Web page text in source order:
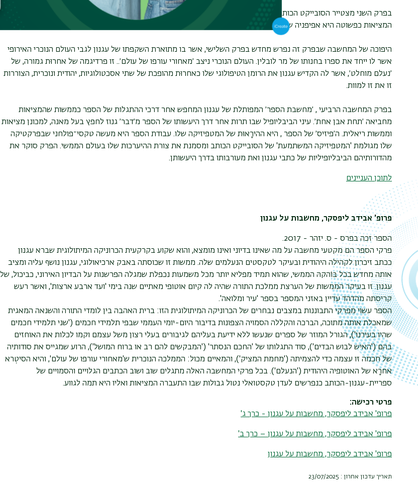
בפרק השני מצטייר הסובייקט הכותב כאיש נרעש מסודם של כתבים הפרוש לעיניו כל הזמן, במציאות הממשית של סמוך ונראה.
המציאות כפשוטה היא אפיפניה של ספרייתו הסודית.
היפוכה של המחשבה שבפרק זה נפרש מחדש בפרק השלישי, אשר בו מתוארת השקפתו של עגנון לגבי העולם הנוכרי האירופי
אשר לו ייחד את ספרו בחנותו של מר לובלין. העולם הנוכרי ניצב ׳מאחורי עורפו של עולם׳.. זו פרדיגמה של אחרוּת גמורה, של
׳נעלם מוחלט׳, אשר לה הקדיש עגנון את הרומן הטיפולוגי שלו כאחרוּת מהופכת של שתי אסכטולוגיות, יהודית ונוכרית, הצוררות
זו את זו למוות.
בפרק המחשבה הרביעי , ׳מחשבת הספר׳ המפותלת של עגנון המחפש אחר דרכי ההתגלות של הספר כממשות שהמציאות
מחביאה ׳תחת אבן אחת׳. עיני הביבליופיל שבו תרות אחר דרך היעשותו של הספר מ׳דבר׳ גנוז לחפץ בעל מאנה, למכונן מציאות
וממשות ריאלית. ה׳פיזיס׳ של הספר , היא ההירָאוּת של המטפיזיקה שלו. עבודת הספר היא מעשה טקסי־פולחני שבפרקטיקה
שלו מגולמת 'המטפיזיקה המשתמעת' של הסובייקט הכותב ומסמנת את צורת ההיערכות שלו בעולם הממשי. הפרק סוקר את
מהדורותיהם הביבליופיליות של כתבי עגנון ואת מעורבותו בדרך היעשותן.
לתוכן העניינים
פרופ' אבידב ליפסקר, מחשבות על עגנון
הספר זכה בפרס - ס. יזהר - 2017.
פרקי הספר הם מקטעי מחשבה על מה שאינו בדיוני ואינו מומצא, והוא שקוע בקרקעית הכרוניקה המיתולוגית שברא עגנון
ככתב זיכרון לקהילה היהודית ובעיקר לטקסטים הנעלמים שלה. ממשות זו שכוסתה באבק ארכיאולוגי, עגנון נושף עליה ומציב
אותה מחדש בכל בּוֹהקהּ הממשי, שהוא תמיד מפליא יותר מכל משמעות נכפלת שמגלה הפרשנות על הבדיון האירוני, כביכול, של
עגנון. זו בעיקר הממשות של הערצת ממלכת התורה שהיה לה קיום אוטופי מאתיים שנה בימי 'ועד ארבע ארצות', ואשר רעש
קריסתה מהדהד עדיין באזני המספר בספר 'עיר ומלואה'.
הספר עשוי מפרקי התבוננות במצבים נבחרים של הכרוניקה המיתולוגית הזו: ברית האהבה בין לומדי התורה והשנאה המאגית
שמאכלת אותה מתוכה, הברכה והקללה הסמויה הצפונות בדיבור היום-יומי העממי שבפי תלמידי חכמים ('שני תלמידי חכמים
שהיו בעירנו'), הגורל המוזר של ספרים שנעשו ללא ידיעת בעליהם לגיבורים בעלי רצון משל עצמם וקמו לכלות את האוחזים
בהם ('האיש לבוש הבדים'), סוד התגלותו של 'החכם הנסתר' ('המבקשים להם רב או ברוח המושל'), הרוע שמגייס את סודותיה
של חכמה זו עצמה כדי להצמיתה ('מחמת המציק'), והמאיים מכול: הממלכה הנוכרית ש'מאחורי עורפו של עולם', והיא הסיטְרא
אחרָא של האוטופיה היהודית ('הנעלם'). בכל פרקי המחשבה האלה מתגלים שוב ושוב הכתבים הגלויים והסמויים של
ספריית-עגנון-הכותב כנפרשים לעדן טקסטואלי נטול גבולות שבו התעברה המציאות ואליו היא תמה לגווע.
פרטי רכישה
פרופ' אבידב ליפסקר, מחשבות על עגנון - כרך ג'
פרופ' אבידב ליפסקר, מחשבות על עגנון – כרך ב'
פרופ' אבידב ליפסקר, מחשבות על עגנון
תאריך עדכון אחרון : 23/07/2025